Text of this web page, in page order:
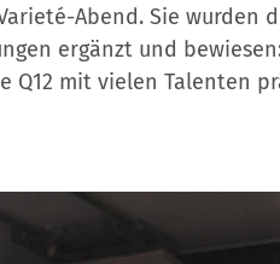
Abend. Sie wurden
ergänzt und
Q12 mit vielen Talenten